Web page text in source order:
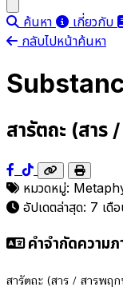
ค้นหา เกี่ยวกับ
กลับไปหน้าค้นหา
สารัตถะ (สาร
หมวดหมู่:
อัปเดตล่าสุด: 7 เดื
คำจำกัดความภ
สารัตถะ (สาร / สารพฤ